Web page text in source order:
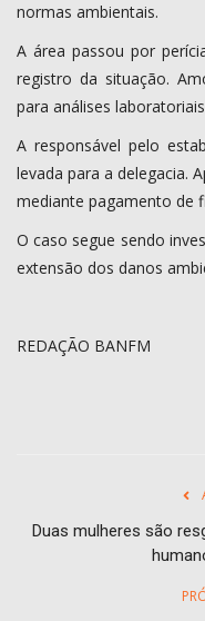
normas ambientais.
A área passou por
registro da situação.
para análises
A responsável pelo
levada para a delegacia.
mediante pagamento de
O caso segue sendo
extensão dos danos
REDAÇÃO BANFM
Duas mulheres são